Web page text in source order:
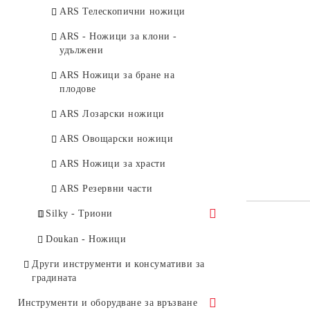
Джобове и чанти за седалки
Чанти за транспортиране
Резервни части и аксесоари
Стълби
Колела за теглене на лодки
Фишфайндери - Сонари HONDEX
Гребла за SUP
Tenju Корди
Tenju Сърпове
ARS Телескопични ножици
ARS - Ножици за клони -
удължени
ARS Ножици за бране на
плодове
ARS Лозарски ножици
ARS Овощарски ножици
ARS Ножици за храсти
ARS Резервни части
Silky - Триони
Silky Триони с извито острие
Silky Триони с право острие
извито острие
Doukan - Ножици
Други инструменти и консумативи за
градината
Инструменти и оборудване за връзване